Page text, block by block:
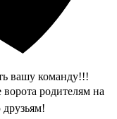
вашу команду!!!
родителям на